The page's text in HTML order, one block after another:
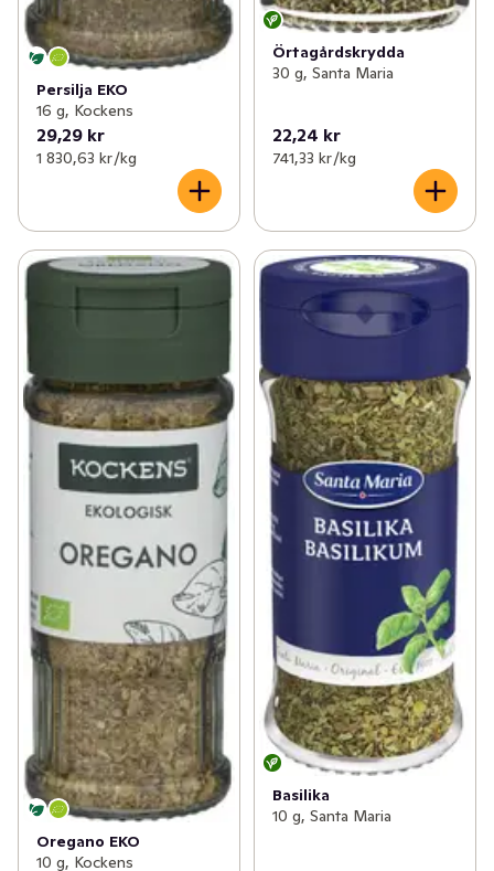
Persilja EKO
16 g, Kockens
29,29 kr
1 830,63 kr /kg
Örtagårdskrydda
30 g, Santa Maria
22,24 kr
741,33 kr /kg
Oregano EKO
10 g, Kockens
Basilika
10 g, Santa Maria